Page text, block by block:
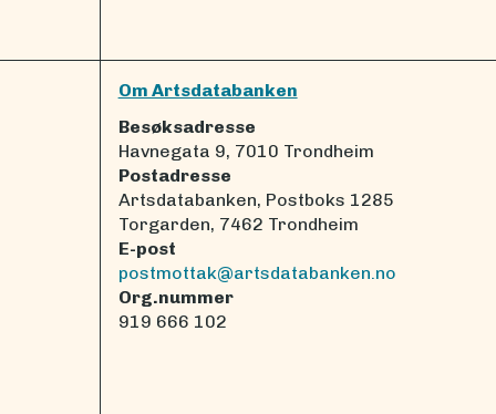
Om Artsdatabanken
Besøksadresse
Havnegata 9, 7010 Trondheim
Postadresse
Artsdatabanken, Postboks 1285
Torgarden, 7462 Trondheim
E-post
postmottak@artsdatabanken.no
Org.nummer
919 666 102